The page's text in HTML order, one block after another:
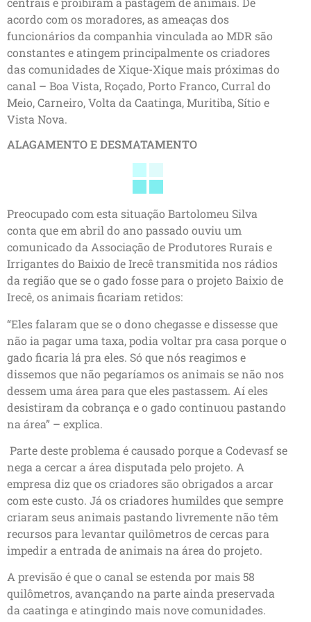
acordo com os moradores, as ameaças dos
funcionários da companhia vinculada ao MDR são
constantes e atingem principalmente os criadores
das comunidades de Xique-Xique mais próximas do
canal – Boa Vista, Roçado, Porto Franco, Curral do
Meio, Carneiro, Volta da Caatinga, Muritiba, Sítio e
Vista Nova.
ALAGAMENTO E DESMATAMENTO
Preocupado com esta situação Bartolomeu Silva
conta que em abril do ano passado ouviu um
comunicado da Associação de Produtores Rurais e
Irrigantes do Baixio de Irecê transmitida nos rádios
da região que se o gado fosse para o projeto Baixio de
Irecê, os animais ficariam retidos:
“Eles falaram que se o dono chegasse e dissesse que
não ia pagar uma taxa, podia voltar pra casa porque o
gado ficaria lá pra eles. Só que nós reagimos e
dissemos que não pegaríamos os animais se não nos
dessem uma área para que eles pastassem. Aí eles
desistiram da cobrança e o gado continuou pastando
na área” – explica.
Parte deste problema é causado porque a Codevasf se
nega a cercar a área disputada pelo projeto. A
empresa diz que os criadores são obrigados a arcar
com este custo. Já os criadores humildes que sempre
criaram seus animais pastando livremente não têm
recursos para levantar quilômetros de cercas para
impedir a entrada de animais na área do projeto.
A previsão é que o canal se estenda por mais 58
quilômetros, avançando na parte ainda preservada
da caatinga e atingindo mais nove comunidades.